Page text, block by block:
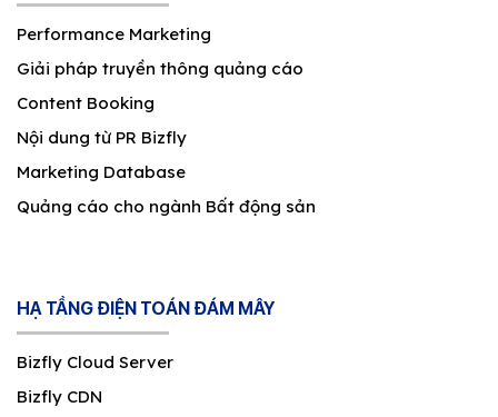
Performance Marketing
Giải pháp truyền thông quảng cáo
Content Booking
Nội dung từ PR Bizfly
Marketing Database
Quảng cáo cho ngành Bất động sản
HẠ TẦNG ĐIỆN TOÁN ĐÁM MÂY
Bizfly Cloud Server
Bizfly CDN